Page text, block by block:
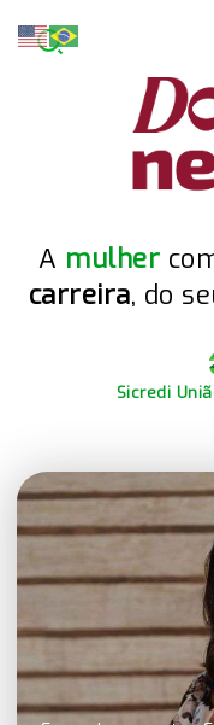
A mulher
carreira, do
Sicredi